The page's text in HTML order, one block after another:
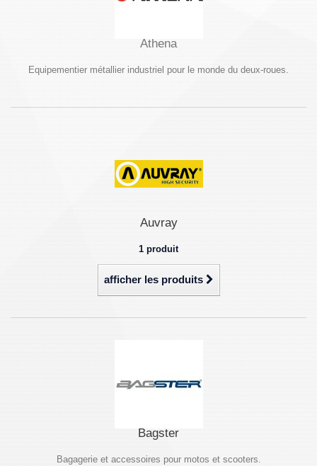
Athena
Equipementier métallier industriel pour le monde du deux-roues.
Auvray
1 produit
afficher les produits
Bagster
Bagagerie et accessoires pour motos et scooters.